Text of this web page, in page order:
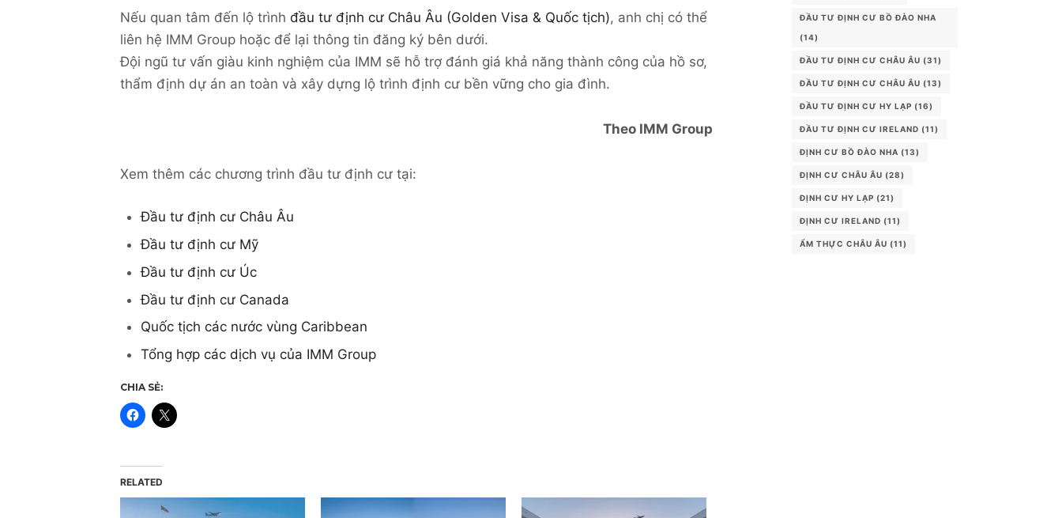
Nếu quan tâm đến lộ trình đầu tư định cư Châu Âu (Golden Visa & Quốc tịch), anh chị có thể
liên hệ IMM Group hoặc để lại thông tin đăng ký bên dưới.
Đội ngũ tư vấn giàu kinh nghiệm của IMM sẽ hỗ trợ đánh giá khả năng thành công của hồ sơ,
thẩm định dự án an toàn và xây dựng lộ trình định cư bền vững cho gia đình.
Theo IMM Group
Xem thêm các chương trình đầu tư định cư tại:
Đầu tư định cư Châu Âu
Đầu tư định cư Mỹ
Đầu tư định cư Úc
Đầu tư định cư Canada
Quốc tịch các nước vùng Caribbean
Tổng hợp các dịch vụ của IMM Group
CHIA SẺ:
RELATED
ĐẦU TƯ ĐỊNH CƯ BỒ ĐÀO NHA
(14)
ĐẦU TƯ ĐỊNH CƯ CHÂU ÂU (31)
ĐẦU TƯ ĐỊNH CƯ CHÂU ÂU (13)
ĐẦU TƯ ĐỊNH CƯ HY LẠP (16)
ĐẦU TƯ ĐỊNH CƯ IRELAND (11)
ĐỊNH CƯ BỒ ĐÀO NHA (13)
ĐỊNH CƯ CHÂU ÂU (28)
ĐỊNH CƯ HY LẠP (21)
ĐỊNH CƯ IRELAND (11)
ẨM THỰC CHÂU ÂU (11)